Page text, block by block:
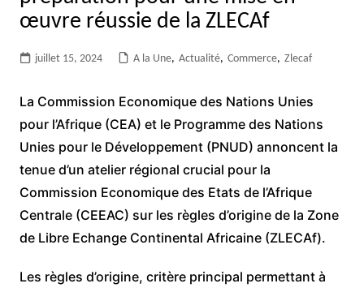
œuvre réussie de la ZLECAf
juillet 15, 2024 A la Une, Actualité, Commerce, Zlecaf
La Commission Economique des Nations Unies
pour l’Afrique (CEA) et le Programme des Nations
Unies pour le Développement (PNUD) annoncent la
tenue d’un atelier régional crucial pour la
Commission Economique des Etats de l’Afrique
Centrale (CEEAC) sur les règles d’origine de la Zone
de Libre Echange Continental Africaine (ZLECAf).
Les règles d’origine, critère principal permettant à